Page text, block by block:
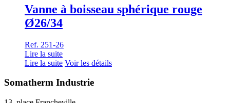
Vanne à boisseau sphérique rouge
Ø26/34
Ref. 251-26
Lire la suite
Lire la suite Voir les détails
Somatherm Industrie